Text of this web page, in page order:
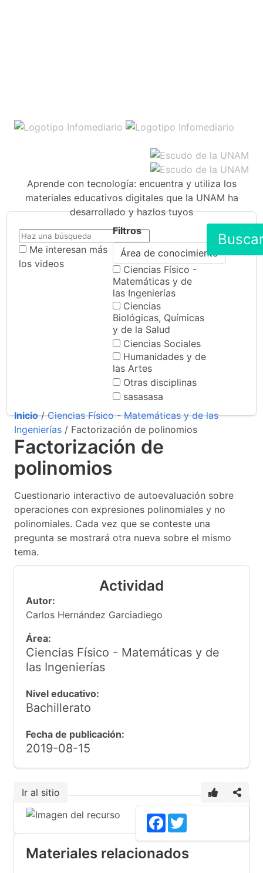
Aprende con tecnología: encuentra y utiliza los
materiales educativos digitales que la UNAM ha
desarrollado y hazlos tuyos
Me interesan más
los videos
Filtros
Área de conocimiento
Ciencias Físico -
Matemáticas y de
las Ingenierías
Ciencias
Biológicas, Químicas
y de la Salud
Ciencias Sociales
Humanidades y de
las Artes
Otras disciplinas
sasasasa
Inicio/Ciencias Físico - Matemáticas y de las
Ingenierías / Factorización de polinomios
Factorización de
polinomios
Cuestionario interactivo de autoevaluación sobre
operaciones con expresiones polinomiales y no
polinomiales. Cada vez que se conteste una
pregunta se mostrará otra nueva sobre el mismo
tema.
Actividad
Autor:
Carlos Hernández Garciadiego
Área:
Ciencias Físico - Matemáticas y de
las Ingenierías
Nivel educativo:
Bachillerato
Fecha de publicación:
2019-08-15
Ir al sitio
Facebook
Materiales relacionados